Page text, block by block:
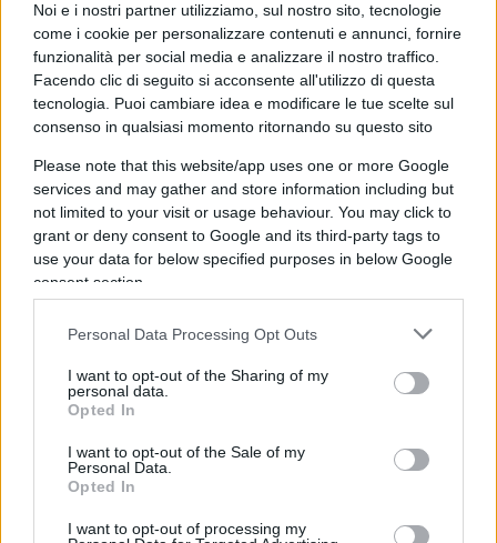
Noi e i nostri partner utilizziamo, sul nostro sito, tecnologie
come i cookie per personalizzare contenuti e annunci, fornire
funzionalità per social media e analizzare il nostro traffico.
Facendo clic di seguito si acconsente all'utilizzo di questa
tecnologia. Puoi cambiare idea e modificare le tue scelte sul
consenso in qualsiasi momento ritornando su questo sito
Please note that this website/app uses one or more Google
services and may gather and store information including but
not limited to your visit or usage behaviour. You may click to
grant or deny consent to Google and its third-party tags to
use your data for below specified purposes in below Google
consent section.
Personal Data Processing Opt Outs
I want to opt-out of the Sharing of my
personal data.
Opted In
I want to opt-out of the Sale of my
Personal Data.
Opted In
I want to opt-out of processing my
11:38 Filippo Facci sull’arresto di Minenna,
l’uomo tanto caro ai grillini adesso scaricato da
tutti.
Luca Zaia intervista sui tre mandati.
15:00Vittorio Feltri celebrato per gli 80 anni.
racconto un aneddoto sul grande direttore.
18:50 Sulle pensioni botta da 14 miliardi.
20:15 Igiovani di Confindustria
54